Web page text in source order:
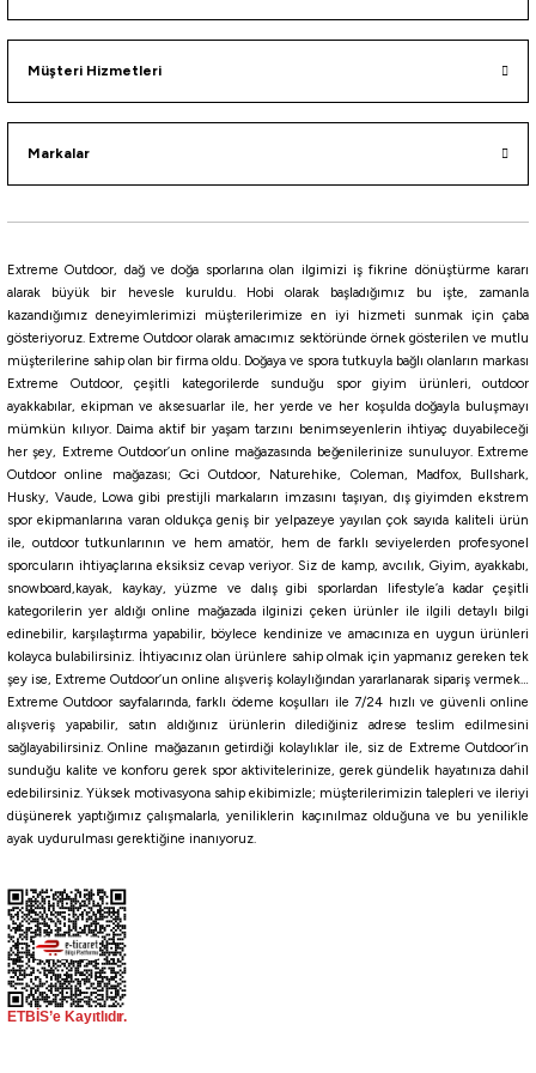
4.590,95
Tükendi
3.262,50₺
3.625,00 ₺
Havale ile 3.099,37 ₺
Tükendi
5.278,90₺
Havale ile 5.014,95 ₺
Hannah
Hannah Tycoon 4 Kişilik Comfort Çadır
7.368,90₺
Havale ile 7.000,46 ₺
Tükendi
Loap
Loap Hiker 4 Kişilik Kamp Çadırı
3.869,00
Havale ile 3.675,55 ₺
Müşteri Hizmetleri
Markalar
Extreme Outdoor, dağ ve doğa sporlarına olan ilgimizi iş fikrine dönüştürme kararı
alarak büyük bir hevesle kuruldu. Hobi olarak başladığımız bu işte, zamanla
kazandığımız deneyimlerimizi müşterilerimize en iyi hizmeti sunmak için çaba
gösteriyoruz. Extreme Outdoor olarak amacımız sektöründe örnek gösterilen ve mutlu
müşterilerine sahip olan bir firma oldu. Doğaya ve spora tutkuyla bağlı olanların markası
Extreme Outdoor, çeşitli kategorilerde sunduğu spor giyim ürünleri, outdoor
ayakkabılar, ekipman ve aksesuarlar ile, her yerde ve her koşulda doğayla buluşmayı
mümkün kılıyor. Daima aktif bir yaşam tarzını benimseyenlerin ihtiyaç duyabileceği
her şey, Extreme Outdoor’un online mağazasında beğenilerinize sunuluyor. Extreme
Outdoor online mağazası; Gci Outdoor, Naturehike, Coleman, Madfox, Bullshark,
Husky, Vaude, Lowa gibi prestijli markaların imzasını taşıyan, dış giyimden ekstrem
spor ekipmanlarına varan oldukça geniş bir yelpazeye yayılan çok sayıda kaliteli ürün
ile, outdoor tutkunlarının ve hem amatör, hem de farklı seviyelerden profesyonel
sporcuların ihtiyaçlarına eksiksiz cevap veriyor. Siz de kamp, avcılık, Giyim, ayakkabı,
snowboard,kayak, kaykay, yüzme ve dalış gibi sporlardan lifestyle’a kadar çeşitli
kategorilerin yer aldığı online mağazada ilginizi çeken ürünler ile ilgili detaylı bilgi
edinebilir, karşılaştırma yapabilir, böylece kendinize ve amacınıza en uygun ürünleri
kolayca bulabilirsiniz. İhtiyacınız olan ürünlere sahip olmak için yapmanız gereken tek
şey ise, Extreme Outdoor’un online alışveriş kolaylığından yararlanarak sipariş vermek…
Extreme Outdoor sayfalarında, farklı ödeme koşulları ile 7/24 hızlı ve güvenli online
alışveriş yapabilir, satın aldığınız ürünlerin dilediğiniz adrese teslim edilmesini
sağlayabilirsiniz. Online mağazanın getirdiği kolaylıklar ile, siz de Extreme Outdoor’in
sunduğu kalite ve konforu gerek spor aktivitelerinize, gerek gündelik hayatınıza dahil
edebilirsiniz. Yüksek motivasyona sahip ekibimizle; müşterilerimizin talepleri ve ileriyi
düşünerek yaptığımız çalışmalarla, yeniliklerin kaçınılmaz olduğuna ve bu yenilikle
ayak uydurulması gerektiğine inanıyoruz.